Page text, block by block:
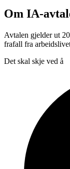
Om IA-
Avtalen gjelder ut
frafall fra
Det skal skje ved å